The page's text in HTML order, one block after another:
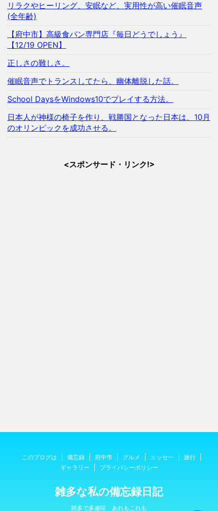
リラクやヒーリング、安眠など、実用性が高い催眠音声
(全年齢)
【府中市】高級食パン専門店『毎日どうでしょう』
【12/19 OPEN】
正しさの難しさ。
催眠音声でトランスしてたら、幽体離脱した話。
School DaysをWindows10でプレイする方法。
日本人が神様の椅子を作り、戦勝国となった日本は、10月
のオリンピックを成功させる。
<スポンサード・リンク!>
このブログは 備忘録 府中市 グルメ エッセー
旅行
ギャラリー
プライバシーポリシー
雑多な私の備忘録日記
雑多で多趣味 あれもこれも